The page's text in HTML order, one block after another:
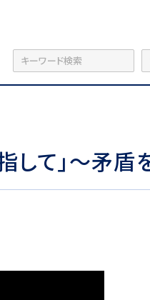
して」〜矛